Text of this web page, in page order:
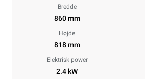
Bredde
860 mm
Højde
818 mm
Elektrisk power
2.4 kW